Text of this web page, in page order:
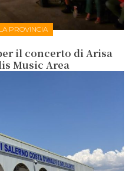
PROVINCIA
il concerto di Arisa
Music Area